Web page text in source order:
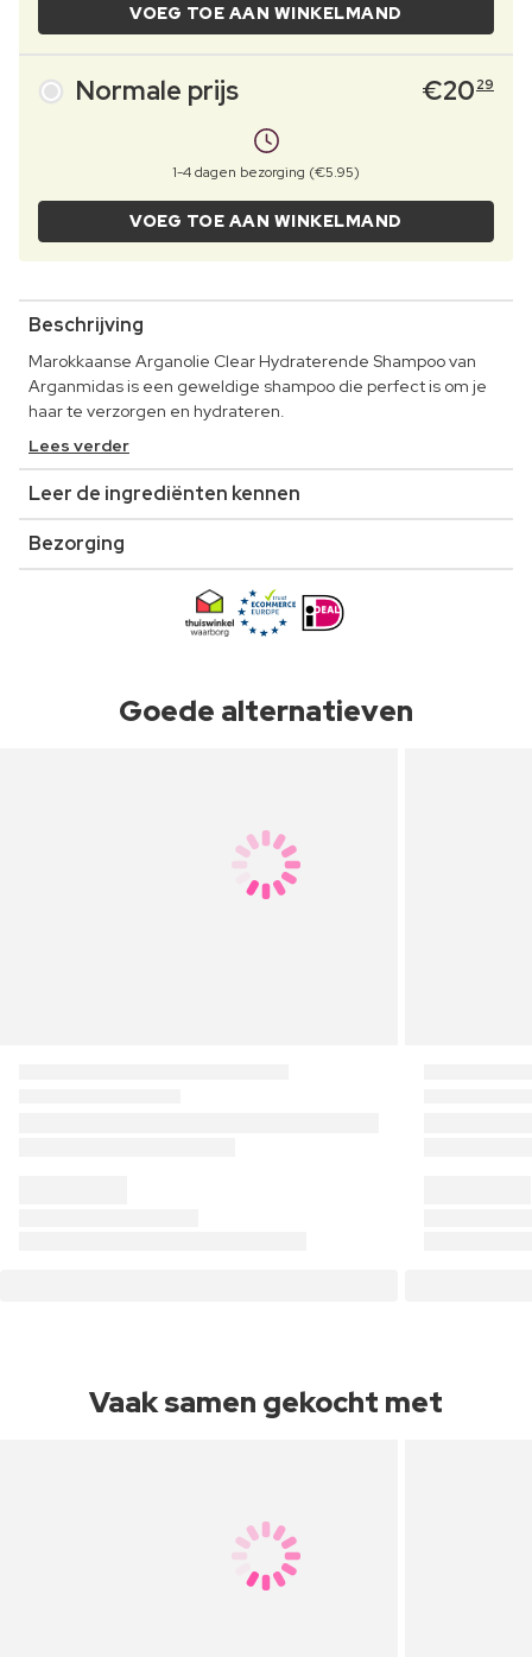
VOEG TOE AAN WINKELMAND
Normale prijs €20 29
1-4 dagen bezorging (€5.95)
VOEG TOE AAN WINKELMAND
Beschrijving
Marokkaanse Arganolie Clear Hydraterende Shampoo van
Arganmidas is een geweldige shampoo die perfect is om je
haar te verzorgen en hydrateren.
Lees verder
Leer de ingrediënten kennen
Bezorging
Goede alternatieven
Vaak samen gekocht met